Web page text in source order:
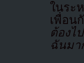
ในระ
เพื่อน
ต้องไ
ฉันมา